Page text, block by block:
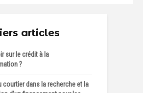
articles
sur le crédit à la
?
courtier dans la recherche et la